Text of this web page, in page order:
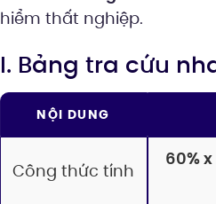
hiểm thất nghiệp.
I. Bảng tra cứu
NỘI DUNG
Công thức tính
60%